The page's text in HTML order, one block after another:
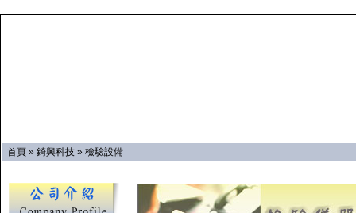
首頁 » 錡興科技 » 檢驗設備